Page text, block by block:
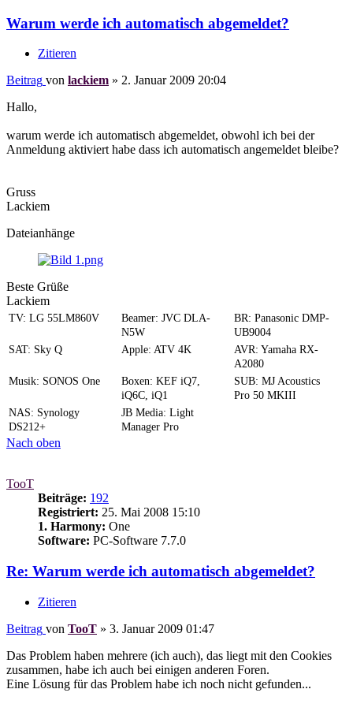
Warum werde ich automatisch abgemeldet?
Zitieren
Beitrag von lackiem » 2. Januar 2009 20:04
Hallo,
warum werde ich automatisch abgemeldet, obwohl ich bei der
Anmeldung aktiviert habe dass ich automatisch angemeldet bleibe?
Gruss
Lackiem
Dateianhänge
Beste Grüße
Lackiem
TV: LG 55LM860V
Beamer: JVC DLA-
N5W
BR: Panasonic DMP-
UB9004
SAT: Sky Q
Apple: ATV 4K
AVR: Yamaha RX-
A2080
Musik: SONOS One
Boxen: KEF iQ7,
iQ6C, iQ1
SUB: MJ Acoustics
Pro 50 MKIII
NAS: Synology
DS212+
JB Media: Light
Manager Pro
Nach oben
TooT
Beiträge: 192
Registriert: 25. Mai 2008 15:10
1. Harmony: One
Software: PC-Software 7.7.0
Re: Warum werde ich automatisch abgemeldet?
Zitieren
Beitrag von TooT » 3. Januar 2009 01:47
Das Problem haben mehrere (ich auch), das liegt mit den Cookies
zusammen, habe ich auch bei einigen anderen Foren.
Eine Lösung für das Problem habe ich noch nicht gefunden...